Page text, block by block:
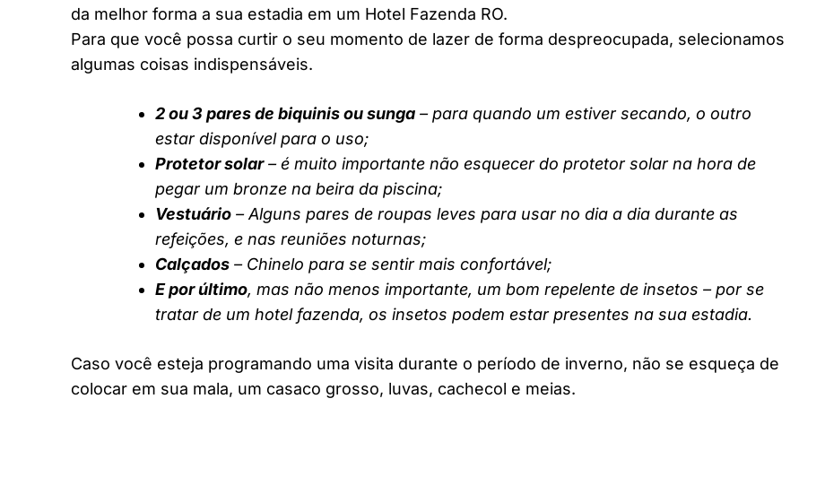
da melhor forma a sua estadia em um Hotel Fazenda RO.
Para que você possa curtir o seu momento de lazer de forma despreocupada, selecionamos
algumas coisas indispensáveis.
2 ou 3 pares de biquinis ou sunga – para quando um estiver secando, o outro
estar disponível para o uso;
Protetor solar– é muito importante não esquecer do protetor solar na hora de
pegar um bronze na beira da piscina;
Vestuário – Alguns pares de roupas leves para usar no dia a dia durante as
refeições, e nas reuniões noturnas;
Calçados – Chinelo para se sentir mais confortável;
E por último, mas não menos importante, um bom repelente de insetos – por se
tratar de um hotel fazenda, os insetos podem estar presentes na sua estadia.
Caso você esteja programando uma visita durante o período de inverno, não se esqueça de
colocar em sua mala, um casaco grosso, luvas, cachecol e meias.